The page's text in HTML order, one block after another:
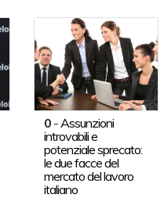
0- Assunzioni
introvabili e
potenziale sprecato:
le due facce del
mercato del lavoro
italiano